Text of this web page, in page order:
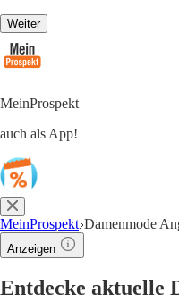
Weiter
MeinProspekt
auch als App!
MeinProspekt Damenmode
Anzeigen
Entdecke aktuelle